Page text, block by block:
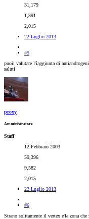
31,179
1,391
2,015
22 Luglio 2013
#5
puoii valutare l'ìaggiunta di
saluti
proxy
Amministratore
Staff
12 Febbraio 2003
59,396
9,582
2,015
22 Luglio 2013
#6
Strano solitamente il vertex e'la zona